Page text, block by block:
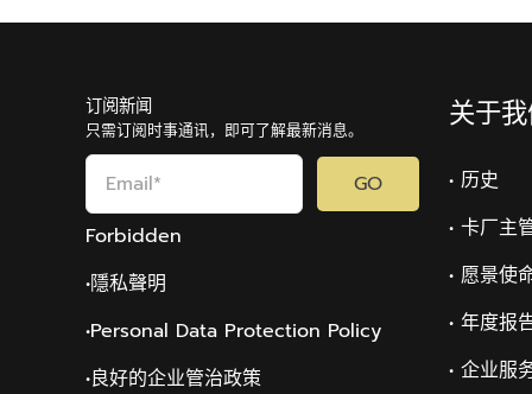
订阅新闻
只需订阅时事通讯，即可了解最新消息。
GO
Forbidden
•隱私聲明
•Personal Data Protection Policy
•良好的企业管治政策
关于
• 历史
• 卡厂主
• 愿景使
• 年度报
• 企业服